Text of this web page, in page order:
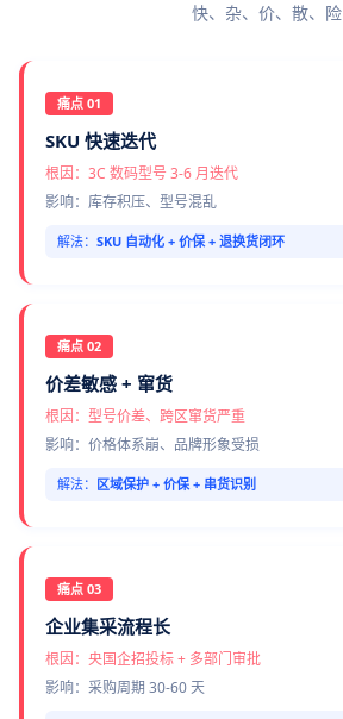
快、杂、价、散、险
痛点 01
SKU 快速迭代
根因：3C 数码型号 3-6 月迭代
影响：库存积压、型号混乱
解法： SKU 自动化 + 价保 + 退换货闭环
痛点 02
价差敏感 + 窜货
根因：型号价差、跨区窜货严重
影响：价格体系崩、品牌形象受损
解法： 区域保护 + 价保 + 串货识别
痛点 03
企业集采流程长
根因：央国企招投标 + 多部门审批
影响：采购周期 30-60 天